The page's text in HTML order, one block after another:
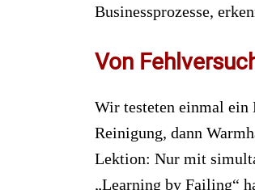
Businessprozesse,
Von
Wir testeten einmal ein
Reinigung, dann
Lektion: Nur mit
„Learning by Failing“